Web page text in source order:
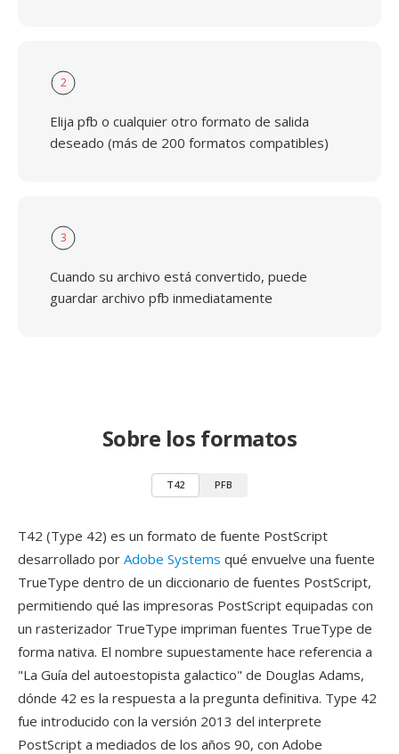
2
Elija pfb o cualquier otro formato de salida
deseado (más de 200 formatos compatibles)
3
Cuando su archivo está convertido, puede
guardar archivo pfb inmediatamente
Sobre los formatos
T42 PFB
T42 (Type 42) es un formato de fuente PostScript
desarrollado por Adobe Systems qué envuelve una fuente
TrueType dentro de un diccionario de fuentes PostScript,
permitiendo qué las impresoras PostScript equipadas con
un rasterizador TrueType impriman fuentes TrueType de
forma nativa. El nombre supuestamente hace referencia a
"La Guía del autoestopista galactico" de Douglas Adams,
dónde 42 es la respuesta a la pregunta definitiva. Type 42
fue introducido con la versión 2013 del interprete
PostScript a mediados de los años 90, con Adobe